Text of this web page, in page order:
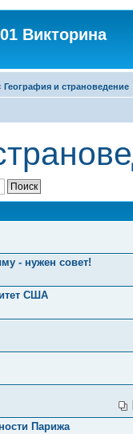
Викторина
География и страноведение
- нужен совет!
США
Парижа